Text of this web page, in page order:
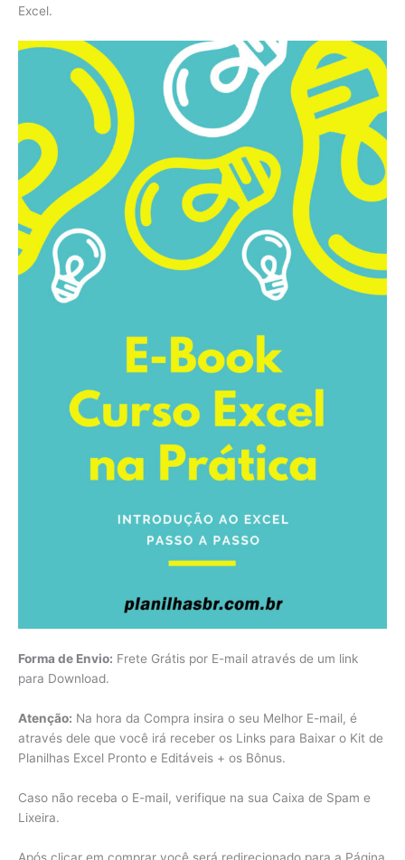
Excel.
Forma de Envio: Frete Grátis por E-mail através de um link
para Download.
Atenção: Na hora da Compra insira o seu Melhor E-mail, é
através dele que você irá receber os Links para Baixar o Kit de
Planilhas Excel Pronto e Editáveis + os Bônus.
Caso não receba o E-mail, verifique na sua Caixa de Spam e
Lixeira.
Após clicar em comprar você será redirecionado para a Página